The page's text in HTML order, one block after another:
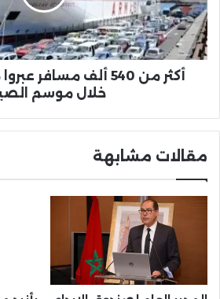
عبروا
ميناء
بني
انصار
أكثر من 540 ألف مسافر
خلال موسم
مقالات مشابهة